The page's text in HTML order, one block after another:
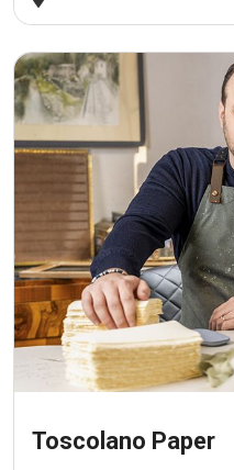
Toscolano Paper